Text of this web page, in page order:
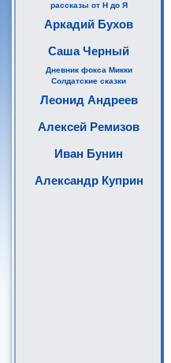
рассказы от Н до Я
Аркадий Бухов
Саша Черный
Дневник фокса Микки
Солдатские сказки
Леонид Андреев
Алексей Ремизов
Иван Бунин
Александр Куприн